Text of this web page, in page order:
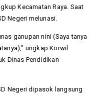
Kecamatan Raya. Saat
Negeri melunasi.
ganupan nini (Saya tanya
ungkap Korwil
Dinas Pendidikan
Negeri dipasok langsung